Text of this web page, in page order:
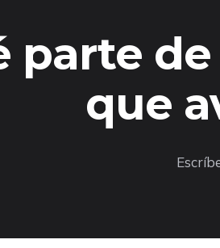
parte
que